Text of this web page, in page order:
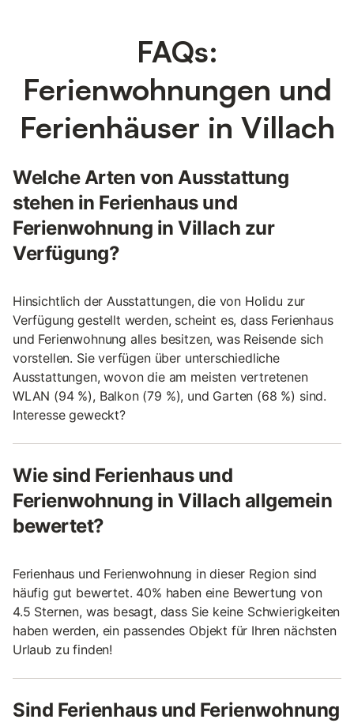
FAQs:
Ferienwohnungen und
Ferienhäuser in Villach
Welche Arten von Ausstattung
stehen in Ferienhaus und
Ferienwohnung in Villach zur
Verfügung?
Hinsichtlich der Ausstattungen, die von Holidu zur
Verfügung gestellt werden, scheint es, dass Ferienhaus
und Ferienwohnung alles besitzen, was Reisende sich
vorstellen. Sie verfügen über unterschiedliche
Ausstattungen, wovon die am meisten vertretenen
WLAN (94 %), Balkon (79 %), und Garten (68 %) sind.
Interesse geweckt?
Wie sind Ferienhaus und
Ferienwohnung in Villach allgemein
bewertet?
Ferienhaus und Ferienwohnung in dieser Region sind
häufig gut bewertet. 40% haben eine Bewertung von
4.5 Sternen, was besagt, dass Sie keine Schwierigkeiten
haben werden, ein passendes Objekt für Ihren nächsten
Urlaub zu finden!
Sind Ferienhaus und Ferienwohnung